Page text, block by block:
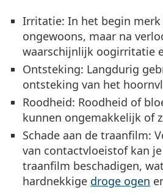
Irritatie: In het begin
ongewoons, maar na
waarschijnlijk oogirritatie
Ontsteking: Langdurig
ontsteking van het
Roodheid: Roodheid of
kunnen ongemakkelijk of
Schade aan de traanfilm:
van contactvloeistof kan
traanfilm beschadigen,
hardnekkige droge ogen